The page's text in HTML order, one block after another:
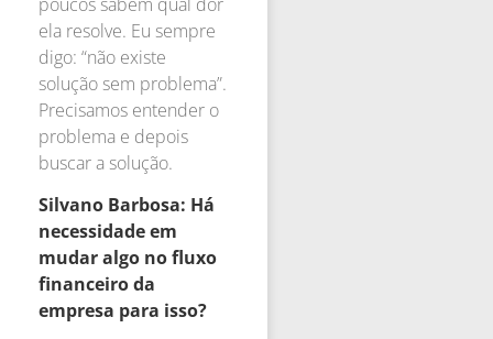
ela resolve. Eu sempre
digo: “não existe
solução sem problema”.
Precisamos entender o
problema e depois
buscar a solução.
Silvano Barbosa: Há
necessidade em
mudar algo no fluxo
financeiro da
empresa para isso?